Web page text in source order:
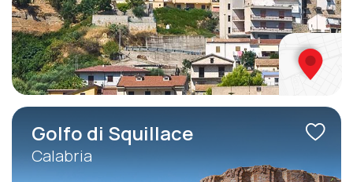
Golfo di Squillace
Calabria